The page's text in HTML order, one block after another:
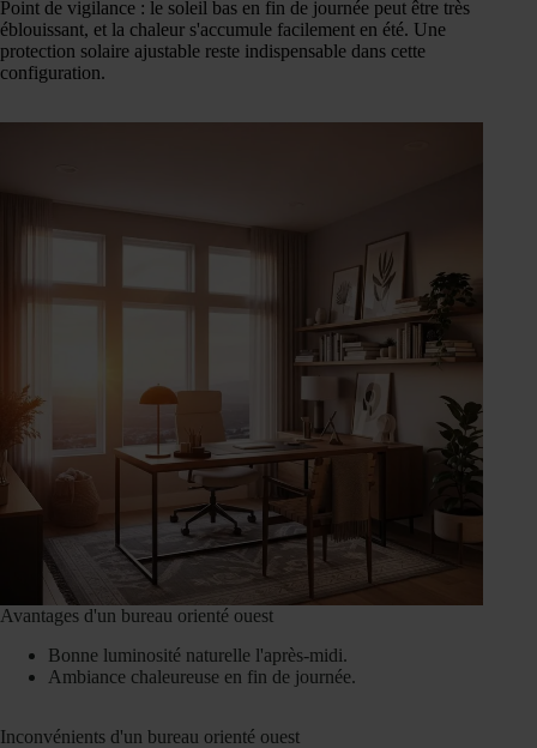
Point de vigilance : le soleil bas en fin de journée peut être très
éblouissant, et la chaleur s'accumule facilement en été. Une
protection solaire ajustable reste indispensable dans cette
configuration.
Avantages d'un bureau orienté ouest
Bonne luminosité naturelle l'après-midi.
Ambiance chaleureuse en fin de journée.
Inconvénients d'un bureau orienté ouest